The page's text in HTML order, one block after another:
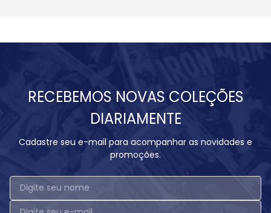
RECEBEMOS NOVAS COLEÇÕES
DIARIAMENTE
Cadastre seu e-mail para acompanhar as novidades e
promoções.